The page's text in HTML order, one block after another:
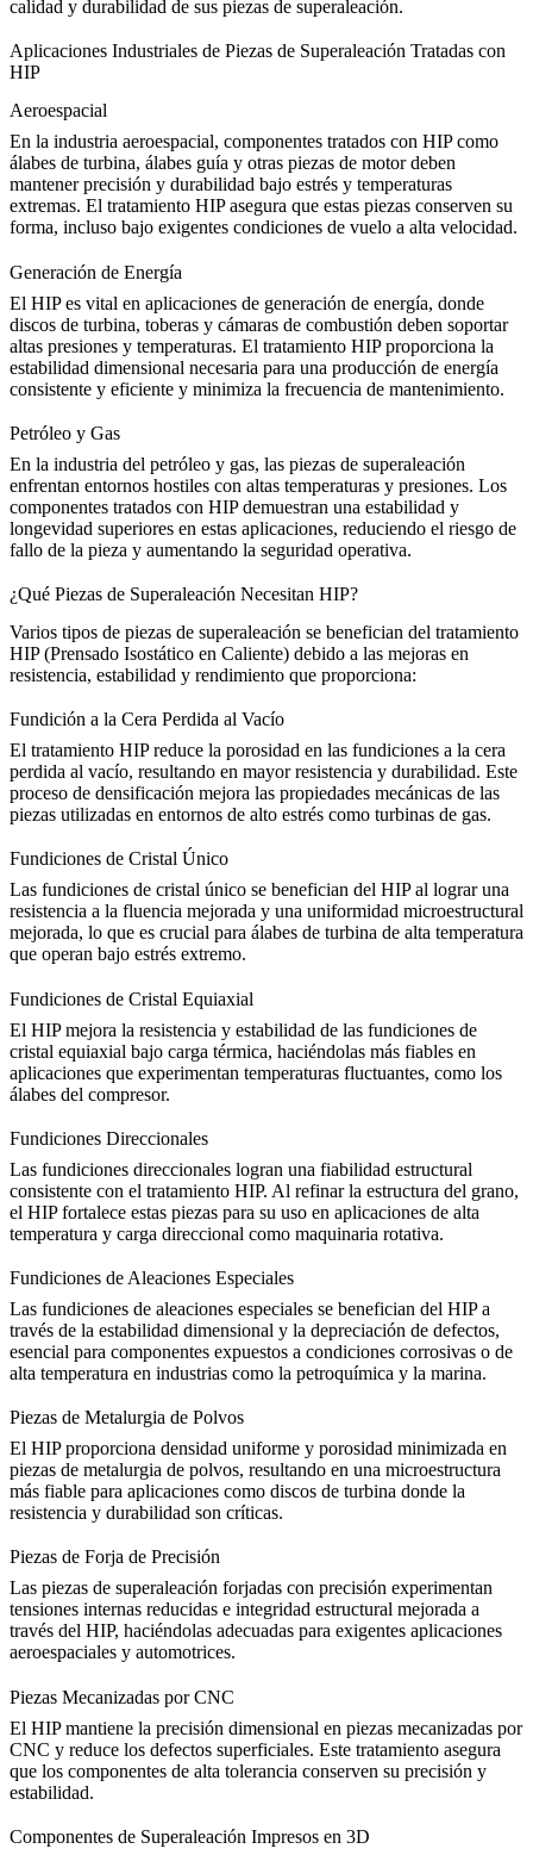
calidad y durabilidad de sus piezas de superaleación.
Aplicaciones Industriales de Piezas de Superaleación Tratadas con
HIP
Aeroespacial
En la industria aeroespacial, componentes tratados con HIP como
álabes de turbina, álabes guía y otras piezas de motor deben
mantener precisión y durabilidad bajo estrés y temperaturas
extremas. El tratamiento HIPasegura que estas piezas conserven su
forma, incluso bajo exigentes condiciones de vuelo a alta velocidad.
Generación de Energía
El HIP es vital en aplicaciones de generación de energía, donde
discos de turbina, toberas y cámaras de combustión deben soportar
altas presiones y temperaturas. El tratamiento HIP proporciona la
estabilidad dimensional necesaria para una producción de energía
consistente y eficiente y minimiza la frecuencia de mantenimiento.
Petróleo y Gas
En la industria del petróleo y gas, las piezas de superaleación
enfrentan entornos hostiles con altas temperaturas y presiones. Los
componentes tratados con HIP demuestran una estabilidad y
longevidad superiores en estas aplicaciones, reduciendo el riesgo de
fallo de la pieza y aumentando la seguridad operativa.
¿Qué Piezas de Superaleación Necesitan HIP?
Varios tipos de piezas de superaleación se benefician del tratamiento
HIP (Prensado Isostático en Caliente) debido a las mejoras en
resistencia, estabilidad y rendimiento que proporciona:
Fundición a la Cera Perdida al Vacío
El tratamiento HIPreduce la porosidad en las fundiciones a la cera
perdida al vacío, resultando en mayor resistencia y durabilidad. Este
proceso de densificación mejora las propiedades mecánicas de las
piezas utilizadas en entornos de alto estrés como turbinas de gas.
Fundiciones de Cristal Único
Las fundiciones de cristal único se benefician del HIP al lograr una
resistencia a la fluencia mejorada y una uniformidad microestructural
mejorada, lo que es crucial para álabes de turbina de alta temperatura
que operan bajo estrés extremo.
Fundiciones de Cristal Equiaxial
El HIP mejora la resistencia y estabilidad de las fundiciones de
cristal equiaxial bajo carga térmica, haciéndolas más fiables en
aplicaciones que experimentan temperaturas fluctuantes, como los
álabes del compresor.
Fundiciones Direccionales
Las fundiciones direccionales logran una fiabilidad estructural
consistente con el tratamiento HIP. Al refinar la estructura del grano,
el HIP fortalece estas piezas para su uso en aplicaciones de alta
temperatura y carga direccional como maquinaria rotativa.
Fundiciones de Aleaciones Especiales
Las fundiciones de aleaciones especiales se benefician del HIP a
través de la estabilidad dimensional y la depreciación de defectos,
esencial para componentes expuestos a condiciones corrosivas o de
alta temperatura en industrias como la petroquímica y la marina.
Piezas de Metalurgia de Polvos
El HIP proporciona densidad uniforme y porosidad minimizada en
piezas de metalurgia de polvos, resultando en una microestructura
más fiable para aplicaciones como discos de turbina donde la
resistencia y durabilidad son críticas.
Piezas de Forja de Precisión
Las piezas de superaleación forjadas con precisión experimentan
tensiones internas reducidas e integridad estructural mejorada a
través del HIP, haciéndolas adecuadas para exigentes aplicaciones
aeroespaciales y automotrices.
Piezas Mecanizadas por CNC
El HIP mantiene la precisión dimensional en piezas mecanizadas por
CNC y reduce los defectos superficiales. Este tratamiento asegura
que los componentes de alta tolerancia conserven su precisión y
estabilidad.
Componentes de Superaleación Impresos en 3D